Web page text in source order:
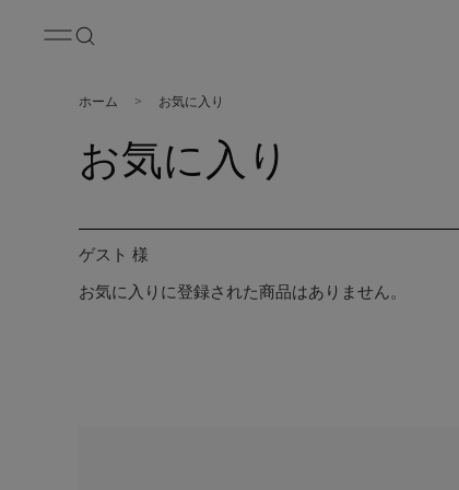
ホーム > お気に入り
お気に入り
ゲスト 様
お気に入りに登録された商品はありません。